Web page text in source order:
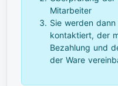
Mitarbeiter
Sie werden
kontaktiert, der
Bezahlung und
der Ware